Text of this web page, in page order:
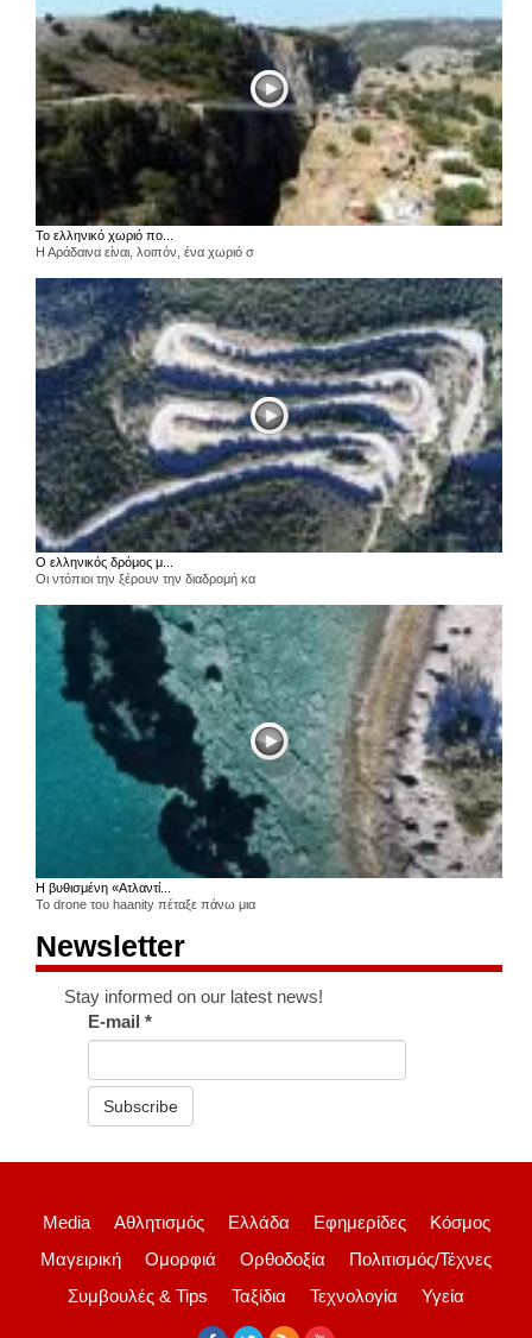
Το ελληνικό χωριό πο...
Η Αράδαινα είναι, λοιπόν, ένα χωριό σ
Ο ελληνικός δρόμος μ...
Οι ντόπιοι την ξέρουν την διαδρομή κα
Η βυθισμένη «Ατλαντί...
Το drone του haanity πέταξε πάνω μια
Newsletter
Stay informed on our latest news!
E-mail*
Subscribe
Media Αθλητισμός Ελλάδα Εφημερίδες
Κόσμος
Μαγειρική
Ομορφιά Ορθοδοξία
Πολιτισμός/Τέχνες
Συμβουλές & Tips
Ταξίδια Τεχνολογία Υγεία